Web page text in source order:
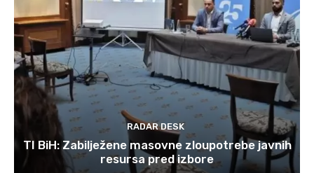
RADAR DESK
TI BiH: Zabilježene masovne zloupotrebe javnih
resursa pred izbore